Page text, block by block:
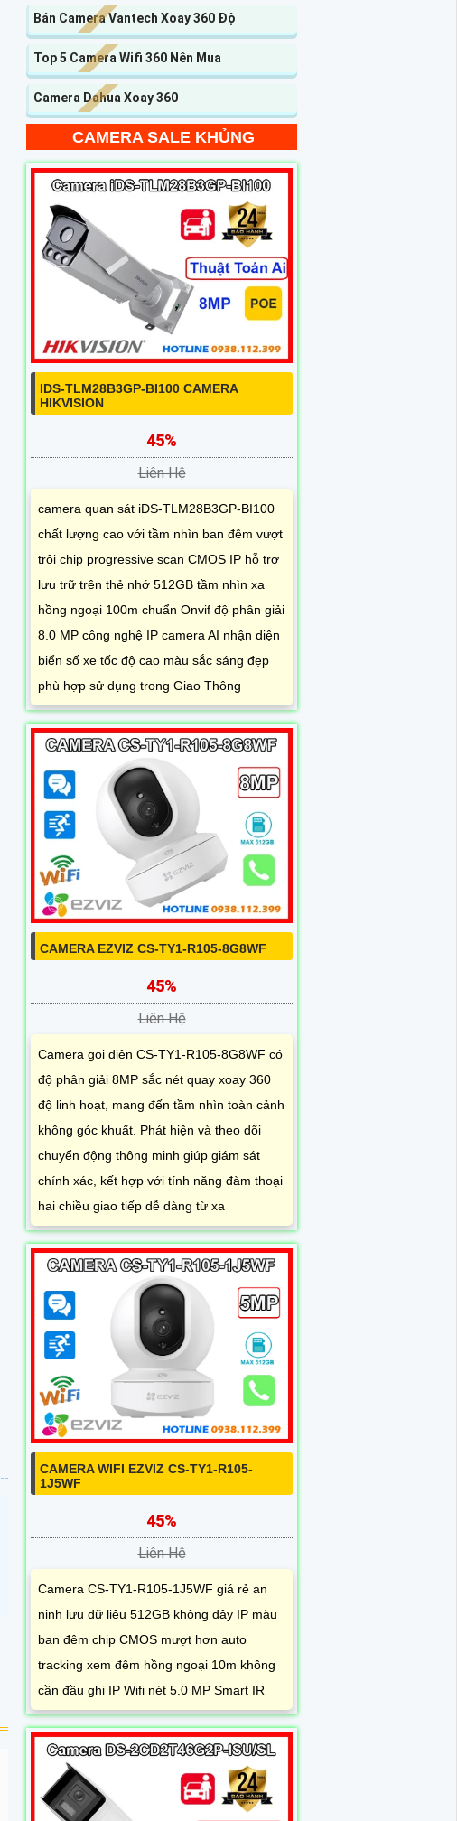
Bán Camera Vantech Xoay 360 Độ
Top 5 Camera Wifi 360 Nên Mua
Camera Dahua Xoay 360
CAMERA SALE KHỦNG
IDS-TLM28B3GP-BI100 CAMERA
HIKVISION
45%
Liên Hệ
camera quan sát iDS-TLM28B3GP-BI100
chất lượng cao với tầm nhìn ban đêm vượt
trội chip progressive scan CMOS IP hỗ trợ
lưu trữ trên thẻ nhớ 512GB tầm nhìn xa
hồng ngoại 100m chuẩn Onvif độ phân giải
8.0 MP công nghệ IP camera AI nhận diện
biển số xe tốc độ cao màu sắc sáng đẹp
phù hợp sử dụng trong Giao Thông
CAMERA EZVIZ CS-TY1-R105-8G8WF
45%
Liên Hệ
Camera gọi điện CS-TY1-R105-8G8WF có
độ phân giải 8MP sắc nét quay xoay 360
độ linh hoạt, mang đến tầm nhìn toàn cảnh
không góc khuất. Phát hiện và theo dõi
chuyển động thông minh giúp giám sát
chính xác, kết hợp với tính năng đàm thoại
hai chiều giao tiếp dễ dàng từ xa
CAMERA WIFI EZVIZ CS-TY1-R105-
1J5WF
45%
Liên Hệ
Camera CS-TY1-R105-1J5WF giá rẻ an
ninh lưu dữ liệu 512GB không dây IP màu
ban đêm chip CMOS mượt hơn auto
tracking xem đêm hồng ngoại 10m không
cần đầu ghi IP Wifi nét 5.0 MP Smart IR